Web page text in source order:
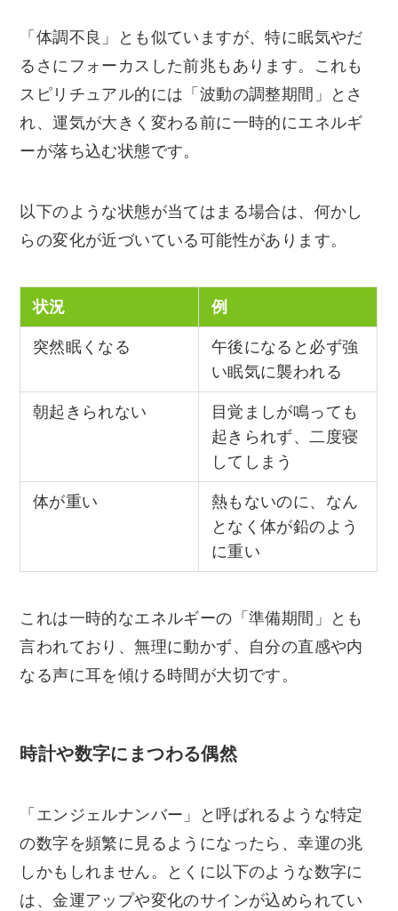
「体調不良」とも似ていますが、特に眠気やだ
るさにフォーカスした前兆もあります。これも
スピリチュアル的には「波動の調整期間」とさ
れ、運気が大きく変わる前に一時的にエネルギ
ーが落ち込む状態です。
以下のような状態が当てはまる場合は、何かし
らの変化が近づいている可能性があります。
状況 例
突然眠くなる
午後になると必ず強
い眠気に襲われる
朝起きられない
目覚ましが鳴っても
起きられず、二度寝
してしまう
体が重い
熱もないのに、なん
となく体が鉛のよう
に重い
これは一時的なエネルギーの「準備期間」とも
言われており、無理に動かず、自分の直感や内
なる声に耳を傾ける時間が大切です。
時計や数字にまつわる偶然
「エンジェルナンバー」と呼ばれるような特定
の数字を頻繁に見るようになったら、幸運の兆
しかもしれません。とくに以下のような数字に
は、金運アップや変化のサインが込められてい